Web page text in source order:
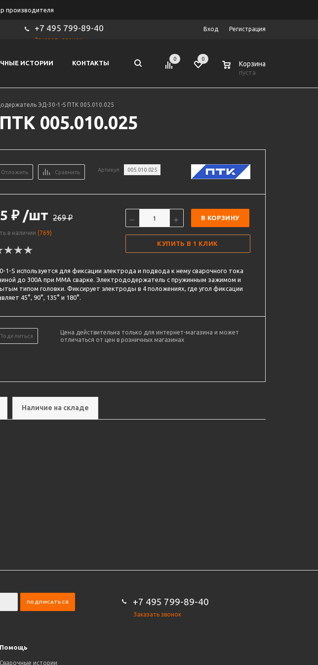
производителя
+7 495 799-89-40
Заказать звонок
Вход Регистрация
ИСТОРИИ КОНТАКТЫ
0 0
Корзина
пуста
ЭД-30-1-S ПТК 005.010.025
005.010.025
Отложить Сравнить Артикул 005.010.025
₽ /шт 269₽
в наличии(769)
В КОРЗИНУ
КУПИТЬ В 1 КЛИК
1-S используется для фиксации электрода и подвода к нему сварочного тока
до 300А при ММА сварке. Электрододержатель с пружинным зажимом и
типом головки. Фиксирует электроды в 4 положениях, где угол фиксации
45°, 90°, 135° и 180°.
Поделиться
Цена действительна только для интернет-магазина и может
отличаться от цен в розничных магазинах
Наличие на складе
+7 495 799-89-40
Заказать звонок
Помощь
Сварочные истории